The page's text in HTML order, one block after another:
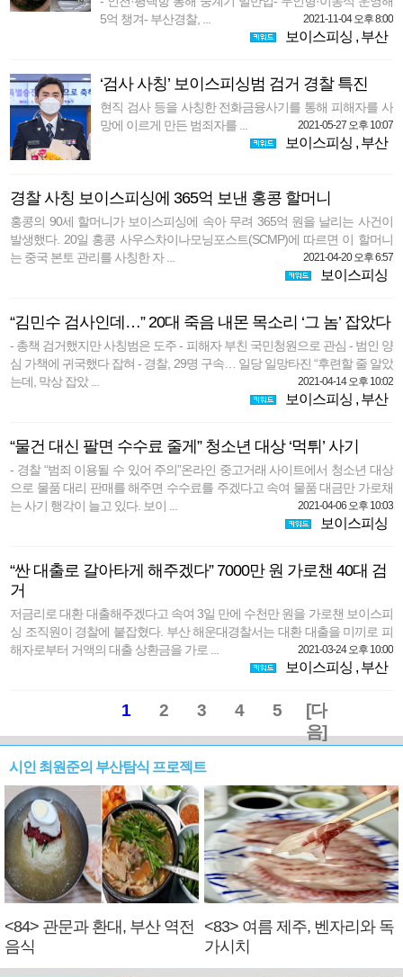
5억 챙겨- 부산경찰, ...
2021-11-04 오후 8:00
보이스피싱 , 부산
‘검사 사칭’ 보이스피싱범 검거 경찰 특진
현직 검사 등을 사칭한 전화금융사기를 통해 피해자를 사
망에 이르게 만든 범죄자를 ...
2021-05-27 오후 10:07
보이스피싱 , 부산
경찰 사칭 보이스피싱에 365억 보낸 홍콩 할머니
홍콩의 90세 할머니가 보이스피싱에 속아 무려 365억 원을 날리는 사건이
발생했다. 20일 홍콩 사우스차이나모닝포스트(SCMP)에 따르면 이 할머니
는 중국 본토 관리를 사칭한 자 ...
2021-04-20 오후 6:57
보이스피싱
“김민수 검사인데…” 20대 죽음 내몬 목소리 ‘그 놈’ 잡았다
- 총책 검거했지만 사칭범은 도주 - 피해자 부친 국민청원으로 관심 - 범인 양
심 가책에 귀국했다 잡혀 - 경찰, 29명 구속… 일당 일망타진 “후련할 줄 알았
는데, 막상 잡았 ...
2021-04-14 오후 10:02
보이스피싱 , 부산
“물건 대신 팔면 수수료 줄게” 청소년 대상 ‘먹튀’ 사기
- 경찰 “범죄 이용될 수 있어 주의”온라인 중고거래 사이트에서 청소년 대상
으로 물품 대리 판매를 해주면 수수료를 주겠다고 속여 물품 대금만 가로채
는 사기 행각이 늘고 있다. 보이 ...
2021-04-06 오후 10:03
보이스피싱
“싼 대출로 갈아타게 해주겠다” 7000만 원 가로챈 40대 검
거
저금리로 대환 대출해주겠다고 속여 3일 만에 수천만 원을 가로챈 보이스피
싱 조직원이 경찰에 붙잡혔다. 부산 해운대경찰서는 대환 대출을 미끼로 피
해자로부터 거액의 대출 상환금을 가로 ...
2021-03-24 오후 10:00
보이스피싱 , 부산
1 2 3 4 5
[다
음]
시인 최원준의 부산탐식 프로젝트
<84> 관문과 환대, 부산 역전
음식
<83> 여름 제주, 벤자리와 독
가시치